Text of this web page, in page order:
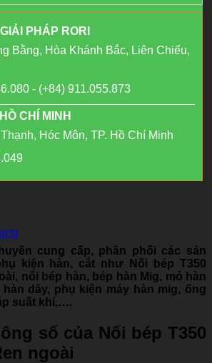
PHÁP RORI
Bằng, Hòa Khánh Bắc, Liên Chiểu,
- (+84) 911.055.873
CHÍ MINH
Hóc Môn, TP. Hồ Chí Minh
cung cấp, phân phối các sản
kiện hàn, cắt như Nối bép T350
nối bép hàn, bép hàn Mig, mỏ hàn
hàn dây, phụ kiện máy hàn mig, ống
suất khí,….
số của Nối bép T350
ngoài